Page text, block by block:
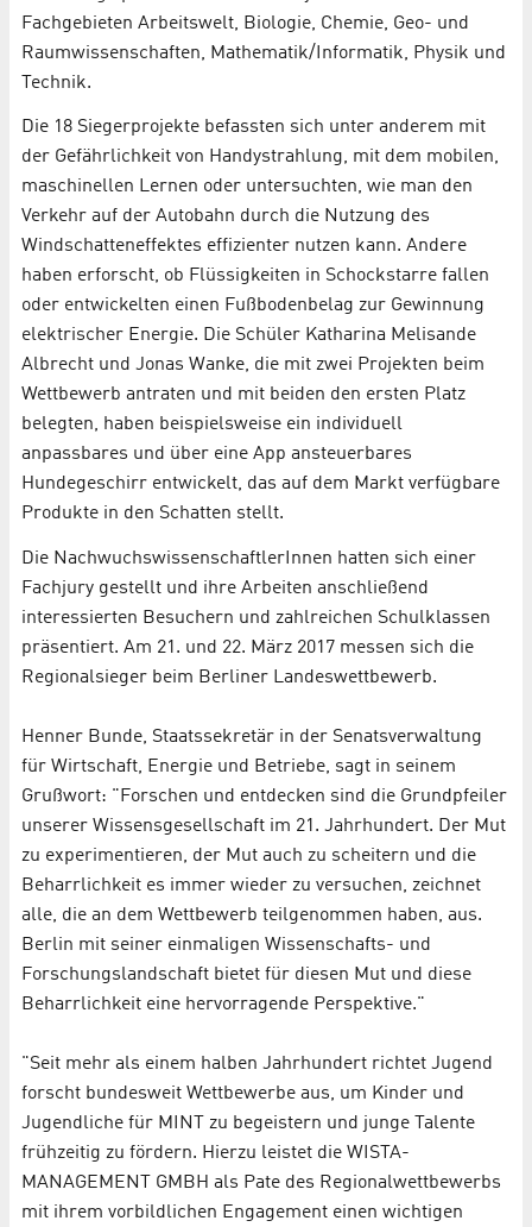
Fachgebieten Arbeitswelt, Biologie, Chemie, Geo- und
Raumwissenschaften, Mathematik/Informatik, Physik und
Technik.
Die 18 Siegerprojekte befassten sich unter anderem mit
der Gefährlichkeit von Handystrahlung, mit dem mobilen,
maschinellen Lernen oder untersuchten, wie man den
Verkehr auf der Autobahn durch die Nutzung des
Windschatteneffektes effizienter nutzen kann. Andere
haben erforscht, ob Flüssigkeiten in Schockstarre fallen
oder entwickelten einen Fußbodenbelag zur Gewinnung
elektrischer Energie. Die Schüler Katharina Melisande
Albrecht und Jonas Wanke, die mit zwei Projekten beim
Wettbewerb antraten und mit beiden den ersten Platz
belegten, haben beispielsweise ein individuell
anpassbares und über eine App ansteuerbares
Hundegeschirr entwickelt, das auf dem Markt verfügbare
Produkte in den Schatten stellt.
Die NachwuchswissenschaftlerInnen hatten sich einer
Fachjury gestellt und ihre Arbeiten anschließend
interessierten Besuchern und zahlreichen Schulklassen
präsentiert. Am 21. und 22. März 2017 messen sich die
Regionalsieger beim Berliner Landeswettbewerb.
Henner Bunde, Staatssekretär in der Senatsverwaltung
für Wirtschaft, Energie und Betriebe, sagt in seinem
Grußwort: "Forschen und entdecken sind die Grundpfeiler
unserer Wissensgesellschaft im 21. Jahrhundert. Der Mut
zu experimentieren, der Mut auch zu scheitern und die
Beharrlichkeit es immer wieder zu versuchen, zeichnet
alle, die an dem Wettbewerb teilgenommen haben, aus.
Berlin mit seiner einmaligen Wissenschafts- und
Forschungslandschaft bietet für diesen Mut und diese
Beharrlichkeit eine hervorragende Perspektive."
"Seit mehr als einem halben Jahrhundert richtet Jugend
forscht bundesweit Wettbewerbe aus, um Kinder und
Jugendliche für MINT zu begeistern und junge Talente
frühzeitig zu fördern. Hierzu leistet die WISTA-
MANAGEMENT GMBH als Pate des Regionalwettbewerbs
mit ihrem vorbildlichen Engagement einen wichtigen